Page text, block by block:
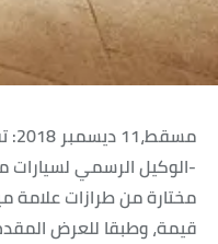
-الوكيل الرسمي
مختارة من طرازات علامة
قيمة، وطبقا للعرض